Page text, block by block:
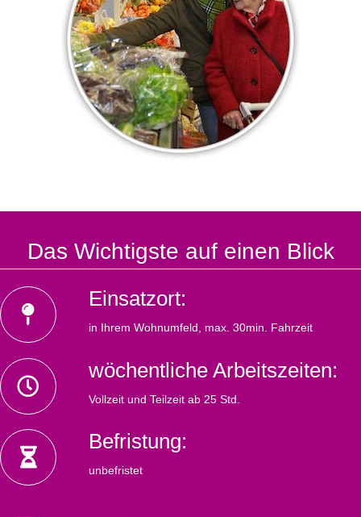
Das Wichtigste auf einen Blick
Einsatzort:
in Ihrem Wohnumfeld, max. 30min. Fahrzeit
wöchentliche Arbeitszeiten:
Vollzeit und Teilzeit ab 25 Std.
Befristung:
unbefristet